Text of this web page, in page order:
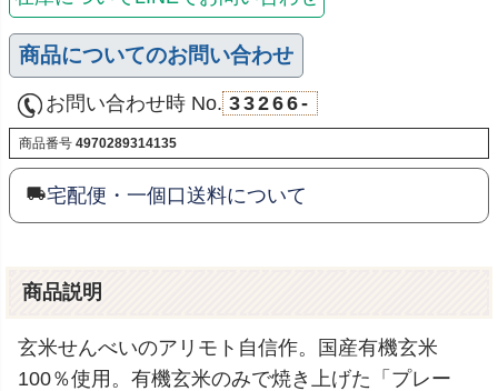
商品についてのお問い合わせ
お問い合わせ時 No. 33266-
商品番号 4970289314135
宅配便・一個口送料について
商品説明
玄米せんべいのアリモト自信作。国産有機玄米
100％使用。有機玄米のみで焼き上げた「プレー